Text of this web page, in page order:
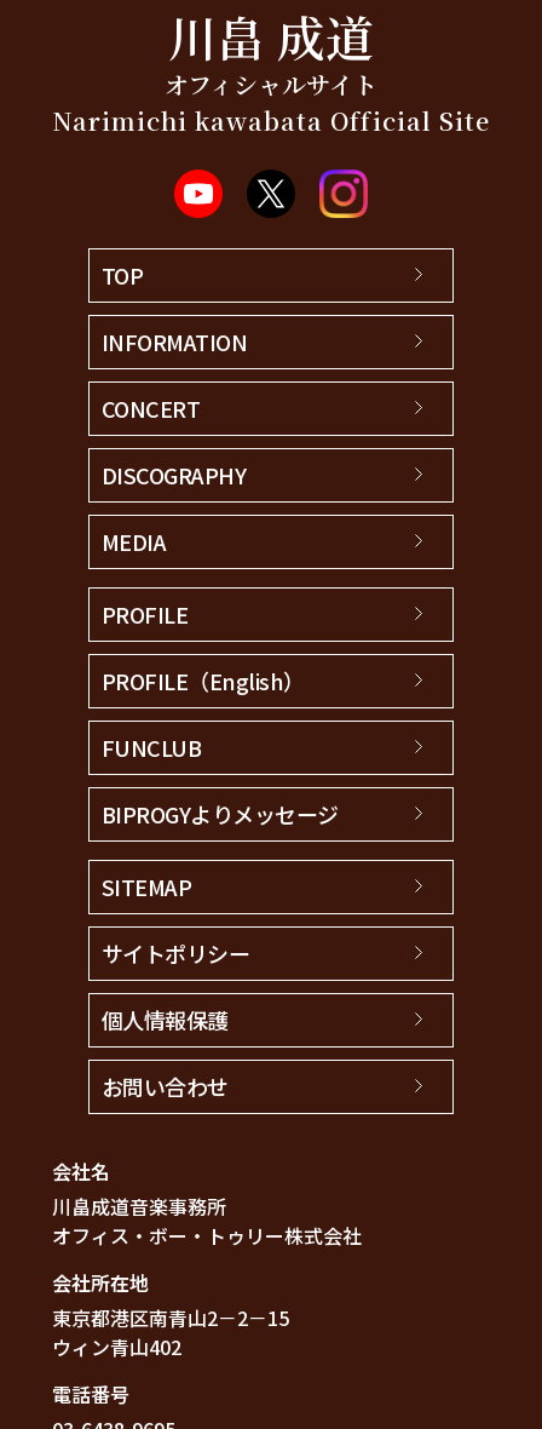
川畠 成道
オフィシャルサイト
Narimichi kawabata Official Site
TOP
INFORMATION
CONCERT
DISCOGRAPHY
MEDIA
PROFILE
PROFILE（English）
FUNCLUB
BIPROGYよりメッセージ
SITEMAP
サイトポリシー
個人情報保護
お問い合わせ
会社名
川畠成道音楽事務所
オフィス・ボー・トゥリー株式会社
会社所在地
東京都港区南青山2－2－15
ウィン青山402
電話番号